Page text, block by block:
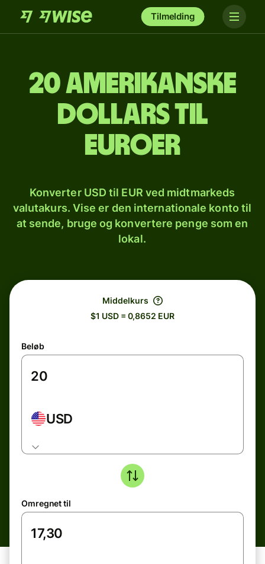
Tilmelding
20 amerikanske
dollars til
euroer
Konverter USD til EUR ved midtmarkeds
valutakurs. Vise er den internationale konto til
at sende, bruge og konvertere penge som en
lokal.
Middelkurs
$1 USD = 0,8652 EUR
Beløb
USD
Omregnet til